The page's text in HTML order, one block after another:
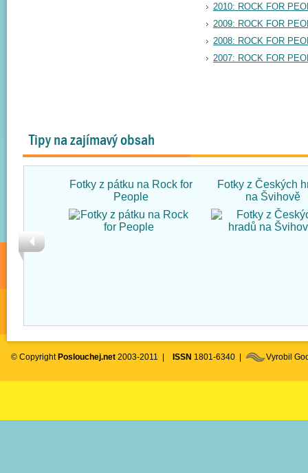
2010: ROCK FOR
2009: ROCK FOR
2008: ROCK FOR
2007: ROCK FOR
Tipy na zajímavý obsah
Fotky z pátku na Rock for
People
Fotky z Českých
na Švihově
© Copyright Poslouchej.net 2003-2011 | ISSN 1801-6340 | Vyrobil